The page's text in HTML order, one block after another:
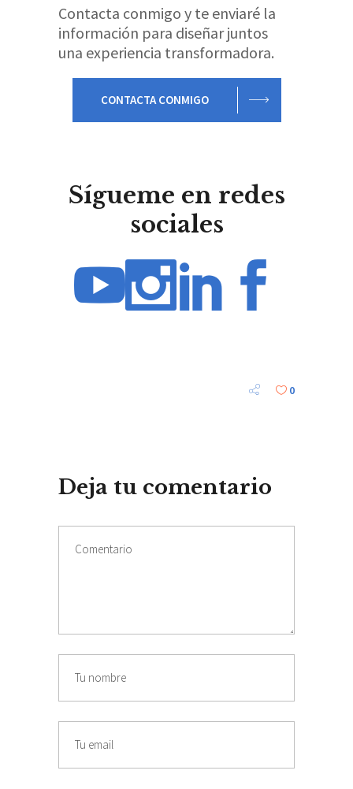
Contacta conmigo y te enviaré la
información para diseñar juntos
una experiencia transformadora.
CONTACTA CONMIGO
Sígueme en redes
sociales
0
Deja tu comentario